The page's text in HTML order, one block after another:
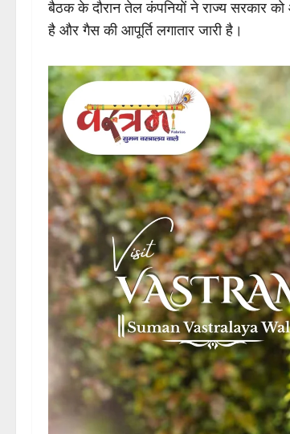
बैठक के दौरान तेल कंपनियों ने राज्य सरकार को
है और गैस की आपूर्ति लगातार जारी है।